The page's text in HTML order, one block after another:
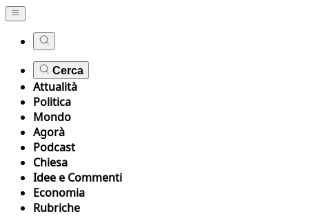
Cerca
Attualità
Politica
Mondo
Agorà
Podcast
Chiesa
Idee e Commenti
Economia
Rubriche